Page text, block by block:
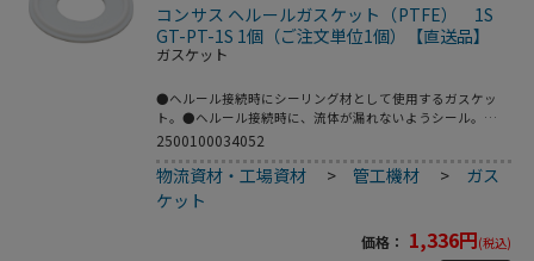
コンサス ヘルールガスケット（PTFE） 1S
GT-PT-1S 1個（ご注文単位1個）【直送品】
ガスケット
●ヘルール接続時にシーリング材として使用するガスケッ
ト。●ヘルール接続時に、流体が漏れないようシール。
●EPDM／シリコン／NBR／バイトン／他、流体に合わせて
4S。●シリコン／EPDM製ではツバ無し／ツバ付き、10つの
仕様を用意。シーリング材として使用可能。●材質：
PTFE●サイズ：1S●直径（Φmm）：50.5●※色はフッ素ゴ
ム、バイトン、EPDM、NBRは黒色、シリコンは乳白色、
PTFEは白色になります。●こちらの商品は事業者様向け商
2500100034052
物流資材・工場資材 >管工機材 > ガス
ケット
価格： 1,336円(税込)